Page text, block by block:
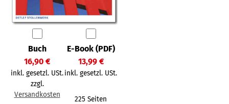
Buch
16,90 €
inkl. gesetzl. USt.
zzgl.
Versandkosten
E-Book (PDF)
13,99 €
inkl. gesetzl. USt.
225 Seiten